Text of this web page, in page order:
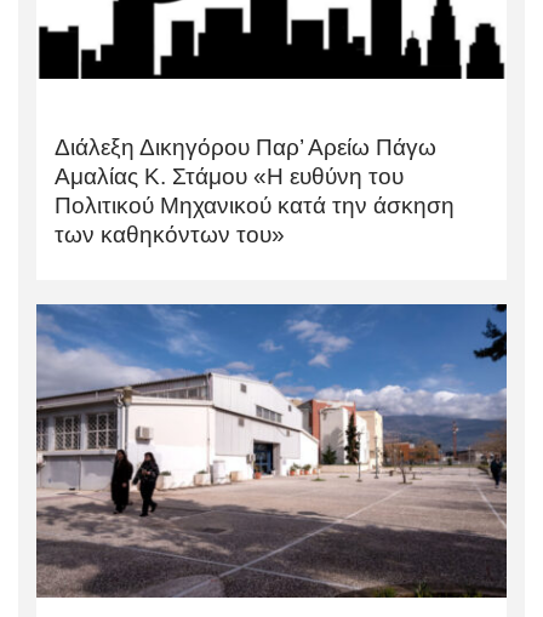
Διάλεξη Δικηγόρου Παρ’ Αρείω Πάγω
Αμαλίας Κ. Στάμου «Η ευθύνη του
Πολιτικού Μηχανικού κατά την άσκηση
των καθηκόντων του»